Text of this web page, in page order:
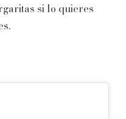
si lo quieres